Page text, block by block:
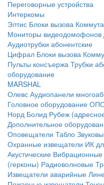
Переговорные устройства
Интеркомы
Элтис Блоки вызова
Мониторы видеодомофонов
Аудиотрубки абонентские
Цифрал Блоки вызова
Пульты консъержа Трубки
оборудование
MARSHAL
Олевс Аудиопанели
Головное оборудование
Норд Болид Рубеж
Дополнительное
Оповещатели Табло
Охранные извещатели ИК
Акустические
(герконы) Радиоволновые
Извещатели аварийные